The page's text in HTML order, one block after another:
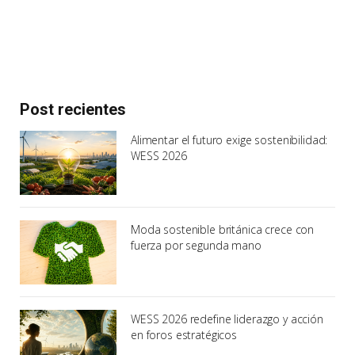
Post recientes
Alimentar el futuro exige sostenibilidad:
WESS 2026
Moda sostenible británica crece con
fuerza por segunda mano
WESS 2026 redefine liderazgo y acción
en foros estratégicos